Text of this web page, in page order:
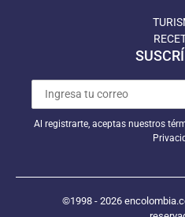
Al registrarte, aceptas nuestros
©1998 - 2026